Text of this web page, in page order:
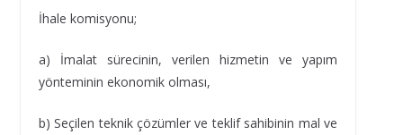
İhale komisyonu;
a) İmalat sürecinin, verilen hizmetin ve yapım
yönteminin ekonomik olması,
b) Seçilen teknik çözümler ve teklif sahibinin mal ve